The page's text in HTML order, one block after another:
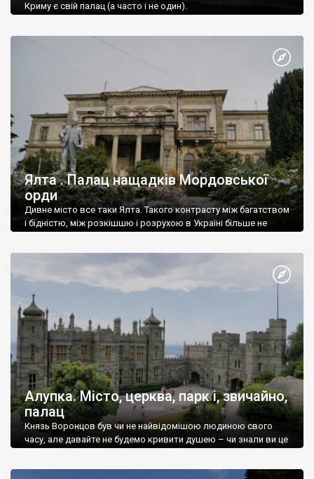
Криму є свій палац (а часто і не один).
Ялта . Палац нащадків Мордовської
орди
Дивне місто все таки Ялта. Такого контрасту між багатством
і бідністю, між розкішшю і розрухою в Україні більше не
Алупка. Місто, церква, парк і, звичайно,
палац
Князь Воронцов був чи не найвідомішою людиною свого
часу, але давайте не будемо кривити душею – чи знали ви це